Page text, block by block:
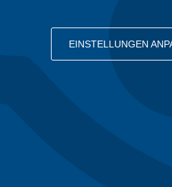
EINSTELLUNGEN